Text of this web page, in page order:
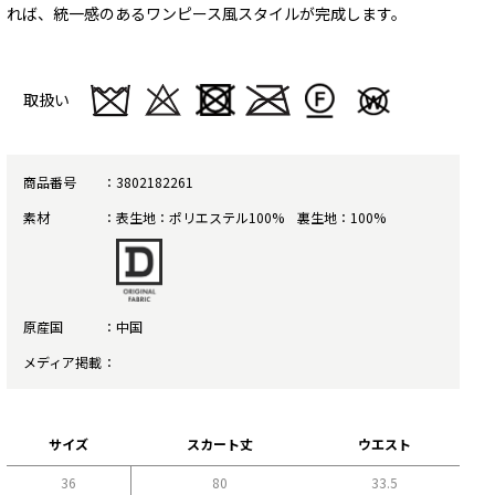
れば、統一感のあるワンピース風スタイルが完成します。
取扱い
商品番号
3802182261
素材
表生地：ポリエステル100% 裏生地：100%
原産国
中国
メディア掲載
サイズ スカート丈 ウエスト
36 80 33.5